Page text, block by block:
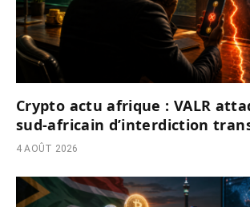
Crypto actu afrique : VALR
sud-africain d’interdiction
4 AOÛT 2026